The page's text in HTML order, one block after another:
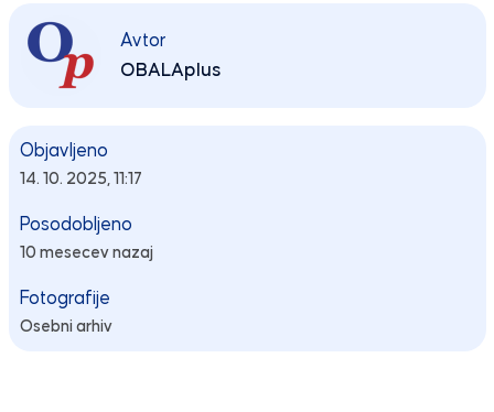
Avtor
OBALAplus
Objavljeno
14. 10. 2025, 11:17
Posodobljeno
10 mesecev nazaj
Fotografije
Osebni arhiv